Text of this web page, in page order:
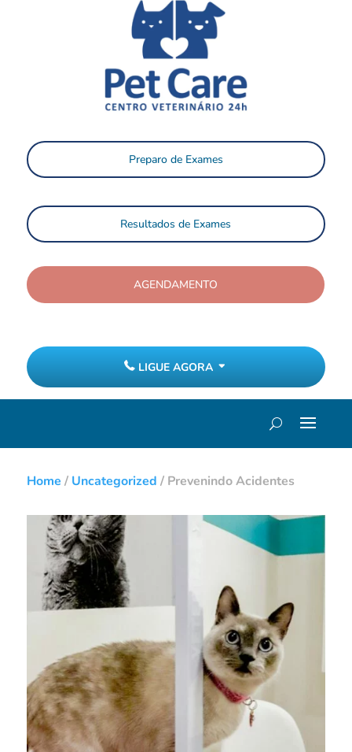
Preparo de Exames
Resultados de Exames
AGENDAMENTO
LIGUE AGORA
Home / Uncategorized / Prevenindo Acidentes